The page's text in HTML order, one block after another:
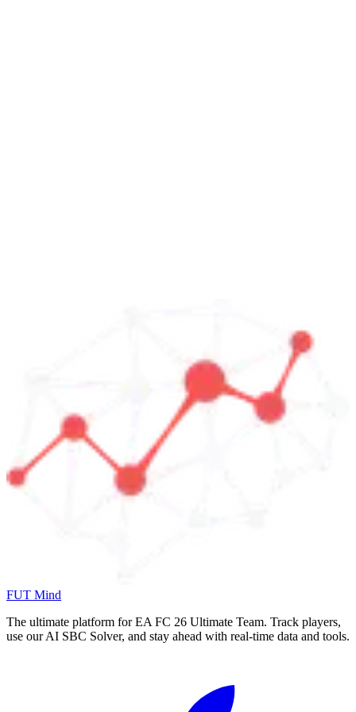
FUT Mind
The ultimate platform for EA FC 26 Ultimate Team. Track players,
use our AI SBC Solver, and stay ahead with real-time data and tools.